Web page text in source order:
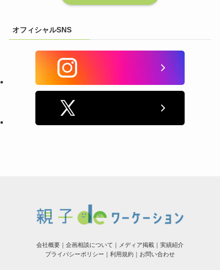
オフィシャルSNS
会社概要 ｜ 企画相談について ｜ メディア掲載 ｜ 実績紹介
プライバシーポリシー ｜ 利用規約 ｜ お問い合わせ